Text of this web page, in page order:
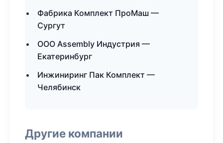
Фабрика Комплект ПроМаш —
Сургут
ООО Assembly Индустрия —
Екатеринбург
Инжиниринг Пак Комплект —
Челябинск
Другие компании